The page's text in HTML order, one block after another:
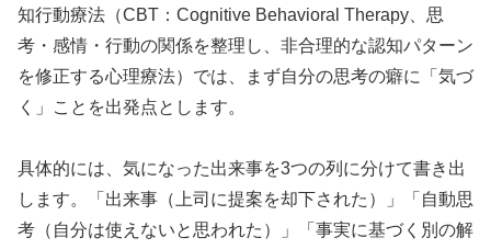
知行動療法（CBT：Cognitive Behavioral Therapy、思
考・感情・行動の関係を整理し、非合理的な認知パターン
を修正する心理療法）では、まず自分の思考の癖に「気づ
く」ことを出発点とします。
具体的には、気になった出来事を3つの列に分けて書き出
します。「出来事（上司に提案を却下された）」「自動思
考（自分は使えないと思われた）」「事実に基づく別の解